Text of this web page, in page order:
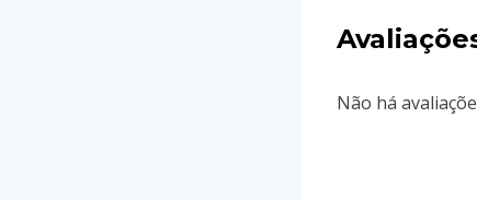
Não há